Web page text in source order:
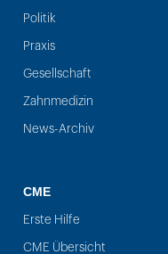
Politik
Praxis
Gesellschaft
Zahnmedizin
News-Archiv
CME
Erste Hilfe
CME Übersicht